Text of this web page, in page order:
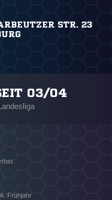
STR. 23
03/04
Frühjahr